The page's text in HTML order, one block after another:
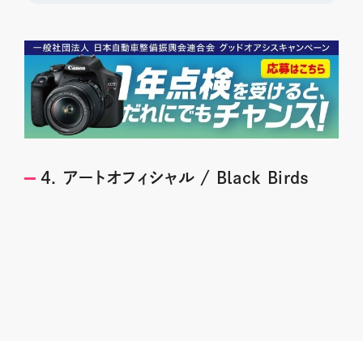
4. アートオフィシャル / Black Birds